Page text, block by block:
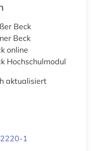
Beck
Beck
online
Hochschulmodul
aktualisiert
1